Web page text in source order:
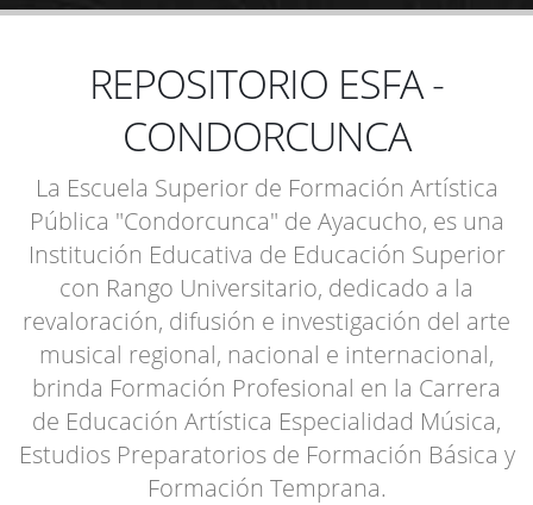
REPOSITORIO ESFA -
CONDORCUNCA
La Escuela Superior de Formación Artística
Pública "Condorcunca" de Ayacucho, es una
Institución Educativa de Educación Superior
con Rango Universitario, dedicado a la
revaloración, difusión e investigación del arte
musical regional, nacional e internacional,
brinda Formación Profesional en la Carrera
de Educación Artística Especialidad Música,
Estudios Preparatorios de Formación Básica y
Formación Temprana.